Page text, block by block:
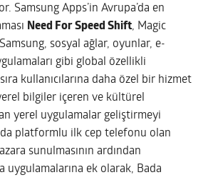
Samsung Apps’in Avrupa’da en
Need For Speed Shift, Magic
Samsung, sosyal ağlar, oyunlar, e-
gibi global özellikli
kullanıcılarına daha özel bir hizmet
bilgiler içeren ve kültürel
yerel uygulamalar geliştirmeyi
platformlu ilk cep telefonu olan
sunulmasının ardından
uygulamalarına ek olarak, Bada